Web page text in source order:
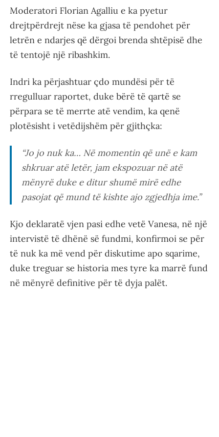
Moderatori Florian Agalliu e ka pyetur
drejtpërdrejt nëse ka gjasa të pendohet për
letrën e ndarjes që dërgoi brenda shtëpisë dhe
të tentojë një ribashkim.
Indri ka përjashtuar çdo mundësi për të
rregulluar raportet, duke bërë të qartë se
përpara se të merrte atë vendim, ka qenë
plotësisht i vetëdijshëm për gjithçka:
“Jo jo nuk ka… Në momentin që unë e kam
shkruar atë letër, jam ekspozuar në atë
mënyrë duke e ditur shumë mirë edhe
pasojat që mund të kishte ajo zgjedhja ime.”
Kjo deklaratë vjen pasi edhe vetë Vanesa, në një
intervistë të dhënë së fundmi, konfirmoi se për
të nuk ka më vend për diskutime apo sqarime,
duke treguar se historia mes tyre ka marrë fund
në mënyrë definitive për të dyja palët.